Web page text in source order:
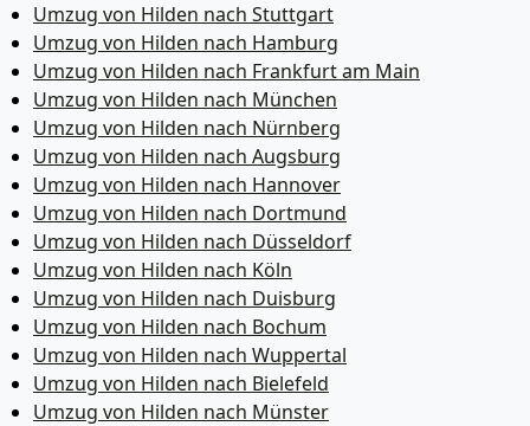
Umzug von Hilden nach Stuttgart
Umzug von Hilden nach Hamburg
Umzug von Hilden nach Frankfurt am Main
Umzug von Hilden nach München
Umzug von Hilden nach Nürnberg
Umzug von Hilden nach Augsburg
Umzug von Hilden nach Hannover
Umzug von Hilden nach Dortmund
Umzug von Hilden nach Düsseldorf
Umzug von Hilden nach Köln
Umzug von Hilden nach Duisburg
Umzug von Hilden nach Bochum
Umzug von Hilden nach Wuppertal
Umzug von Hilden nach Bielefeld
Umzug von Hilden nach Münster